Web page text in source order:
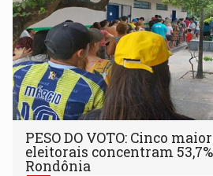
PESO DO VOTO: Cinco
eleitorais concentram
Rondônia